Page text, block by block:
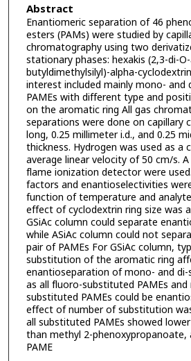
Abstract
Enantiomeric separation of 46
esters (PAMs) were studied by
chromatography using two
stationary phases: hexakis (2,3-di-
butyldimethylsilyl)-alpha-
interest included mainly mono- and
PAMEs with different type and
on the aromatic ring All gas
separations were done on capillary
long, 0.25 millimeter i.d., and 0.25
thickness. Hydrogen was used as a
average linear velocity of 50 cm/s.
flame ionization detector were
factors and enantioselectivities
function of temperature and
effect of cyclodextrin ring size was
GSiAc column could separate
while ASiAc column could not
pair of PAMEs For GSiAc column,
substitution of the aromatic ring
enantioseparation of mono- and di-
as all fluoro-substituted PAMEs
substituted PAMEs could be
effect of number of substitution
all substituted PAMEs showed
than methyl 2-phenoxypropanoate,
PAME